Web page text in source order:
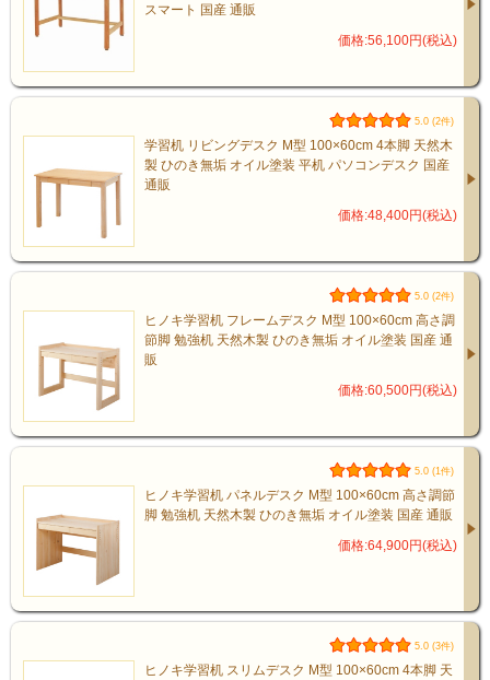
スマート 国産 通販
価格:56,100円(税込)
5.0 (2件)
学習机 リビングデスク M型 100×60cm 4本脚 天然木
製 ひのき無垢 オイル塗装 平机 パソコンデスク 国産
通販
価格:48,400円(税込)
5.0 (2件)
ヒノキ学習机 フレームデスク M型 100×60cm 高さ調
節脚 勉強机 天然木製 ひのき無垢 オイル塗装 国産 通
販
価格:60,500円(税込)
5.0 (1件)
ヒノキ学習机 パネルデスク M型 100×60cm 高さ調節
脚 勉強机 天然木製 ひのき無垢 オイル塗装 国産 通販
価格:64,900円(税込)
5.0 (3件)
ヒノキ学習机 スリムデスク M型 100×60cm 4本脚 天